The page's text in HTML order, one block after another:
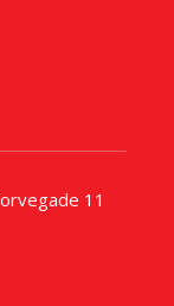
11